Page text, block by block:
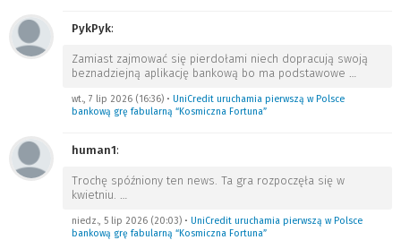
PykPyk:
Zamiast zajmować się pierdołami niech dopracują swoją
beznadziejną aplikację bankową bo ma podstawowe …
wt., 7 lip 2026 (16:36) • UniCredit uruchamia pierwszą w Polsce
bankową grę fabularną “Kosmiczna Fortuna”
human1:
Trochę spóźniony ten news. Ta gra rozpoczęła się w
kwietniu. …
niedz., 5 lip 2026 (20:03) • UniCredit uruchamia pierwszą w Polsce
bankową grę fabularną “Kosmiczna Fortuna”